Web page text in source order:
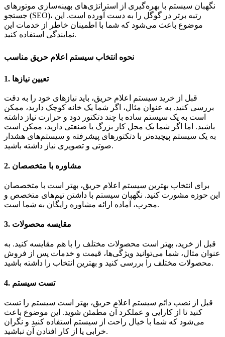
نگهبان سیستم با بهره‌گیری از استراتژی‌های بهینه‌سازی موتورهای
جستجو (SEO)، رتبه برتر در گوگل را به دست آورده است. این
موضوع باعث می‌شود که شما با اطمینان خاطر از خدمات این
نمایندگی استفاده کنید.
نحوه انتخاب سیستم اعلام حریق مناسب
1. تعیین نیازها
قبل از خرید سیستم اعلام حریق، باید نیازهای خود را به دقت
بررسی کنید. به عنوان مثال، اگر شما یک خانه کوچک دارید، ممکن
است به یک سیستم ساده با چند دتکتور دود و حرارت نیاز داشته
باشید. اما اگر شما یک محل کار بزرگ یا صنعتی دارید، ممکن است
به یک سیستم پیچیده‌تر با دتکتورهای پیشرفته و سیستم‌های هشدار
صوتی و تصویری نیاز داشته باشید.
2. مشاوره با متخصصان
برای انتخاب بهترین سیستم اعلام حریق، بهتر است با متخصصان
این حوزه مشورت کنید. نگهبان سیستم با داشتن تیم‌های متخصص و
مجرب، آماده ارائه مشاوره رایگان به شما است.
3. مقایسه محصولات
قبل از خرید، بهتر است محصولات مختلف را با هم مقایسه کنید. به
عنوان مثال، شما می‌توانید ویژگی‌ها، قیمت و خدمات پس از فروش
محصولات مختلف را بررسی کنید و بهترین انتخاب را داشته باشید.
4. تست سیستم
قبل از نصب دائم سیستم اعلام حریق، بهتر است سیستم را تست
کنید تا از کارایی و عملکرد آن مطمئن شوید. این موضوع باعث
می‌شود که شما با خیال راحت از سیستم استفاده کنید و نگران
خرابی یا از کار افتادن آن نباشید.